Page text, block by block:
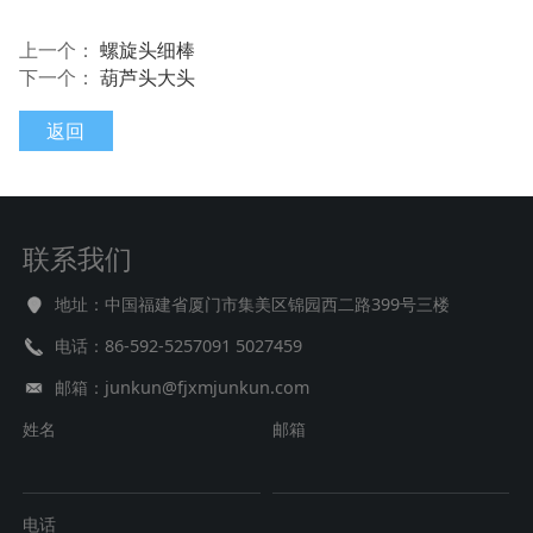
上一个： 螺旋头细棒
下一个： 葫芦头大头
返回
联系我们
地址：中国福建省厦门市集美区锦园西二路399号三楼
电话：86-592-5257091 5027459
邮箱：junkun@fjxmjunkun.com
姓名
邮箱
电话